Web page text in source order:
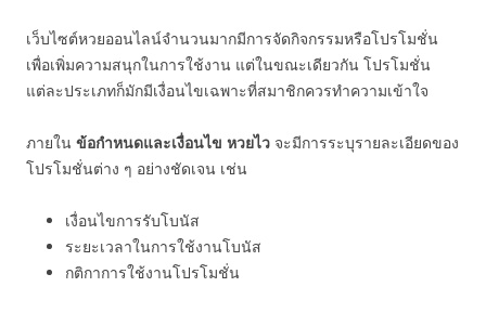
เว็บไซต์หวยออนไลน์จำนวนมากมีการจัดกิจกรรมหรือโปรโมชั่น
เพื่อเพิ่มความสนุกในการใช้งาน แต่ในขณะเดียวกัน โปรโมชั่น
แต่ละประเภทก็มักมีเงื่อนไขเฉพาะที่สมาชิกควรทำความเข้าใจ
ภายใน ข้อกำหนดและเงื่อนไข หวยไว จะมีการระบุรายละเอียดของ
โปรโมชั่นต่าง ๆ อย่างชัดเจน เช่น
เงื่อนไขการรับโบนัส
ระยะเวลาในการใช้งานโบนัส
กติกาการใช้งานโปรโมชั่น